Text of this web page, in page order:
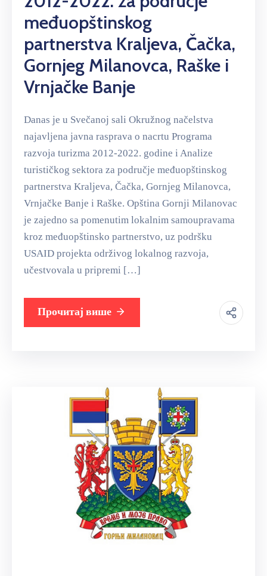
međuopštinskog
partnerstva Kraljeva, Čačka,
Gornjeg Milanovca, Raške i
Vrnjačke Banje
Danas je u Svečanoj sali Okružnog načelstva
najavljena javna rasprava o nacrtu Programa
razvoja turizma 2012-2022. godine i Analize
turističkog sektora za područje međuopštinskog
partnerstva Kraljeva, Čačka, Gornjeg Milanovca,
Vrnjačke Banje i Raške. Opština Gornji Milanovac
je zajedno sa pomenutim lokalnim samoupravama
kroz međuopštinsko partnerstvo, uz podršku
USAID projekta održivog lokalnog razvoja,
učestvovala u pripremi […]
Прочитај више